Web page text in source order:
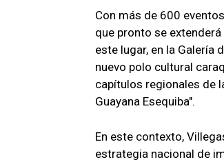
Con más de 600
que pronto se
este lugar, en la Galería
nuevo polo cultural
capítulos regionales de
Guayana Esequiba".
En este contexto,
estrategia nacional de